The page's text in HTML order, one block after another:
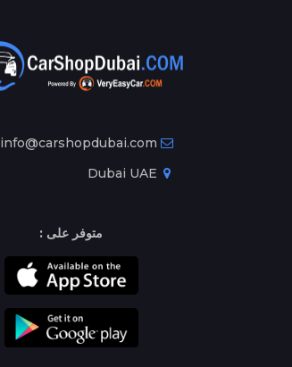
info@carshopdubai.com
متوفر على :